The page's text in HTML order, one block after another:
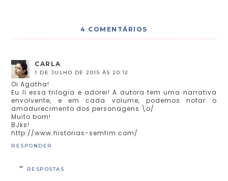
4 COMENTÁRIOS
CARLA
1 DE JULHO DE 2015 ÀS 20:12
Oi Agatha!
Eu li essa trilogia e adorei! A autora tem uma narrativa
envolvente, e em cada volume, podemos notar o
amadurecimento dos personagens \o/
Muito bom!
BJks!
http://www.historias-semfim.com/
RESPONDER
RESPOSTAS